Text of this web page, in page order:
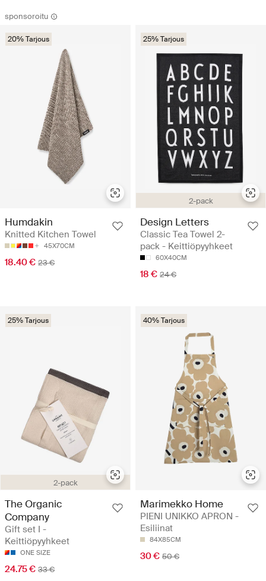
sponsoroitu
20% Tarjous
Humdakin
Knitted Kitchen Towel
45X70CM
18.40 € 23 €
2-pack
25% Tarjous
Design Letters
Classic Tea Towel 2-
pack - Keittiöpyyhkeet
60X40CM
18 € 24 €
2-pack
25% Tarjous
The Organic
Company
Gift set I -
Keittiöpyyhkeet
ONE SIZE
24.75 € 33 €
40% Tarjous
Marimekko Home
PIENI UNIKKO APRON -
Esiliinat
84X85CM
30 € 50 €